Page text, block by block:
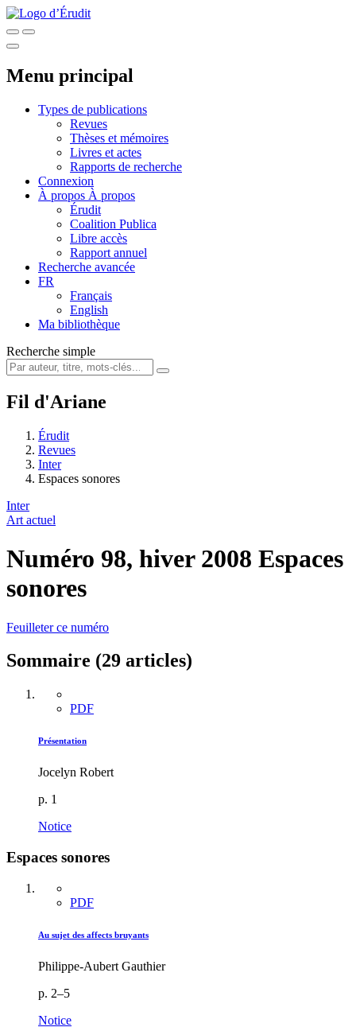
Menu principal
Types de publications
Revues
Thèses et mémoires
Livres et actes
Rapports de recherche
Connexion
À propos À propos
Érudit
Coalition Publica
Libre accès
Rapport annuel
Recherche avancée
FR
Français
English
Ma bibliothèque
Recherche simple
Fil d'Ariane
Érudit
Revues
Inter
Espaces sonores
Inter
Art actuel
Numéro 98, hiver 2008 Espaces
sonores
Feuilleter ce numéro
Sommaire (29 articles)
PDF
Présentation
Jocelyn Robert
p. 1
Notice
Espaces sonores
PDF
Au sujet des affects bruyants
Philippe-Aubert Gauthier
p. 2–5
Notice